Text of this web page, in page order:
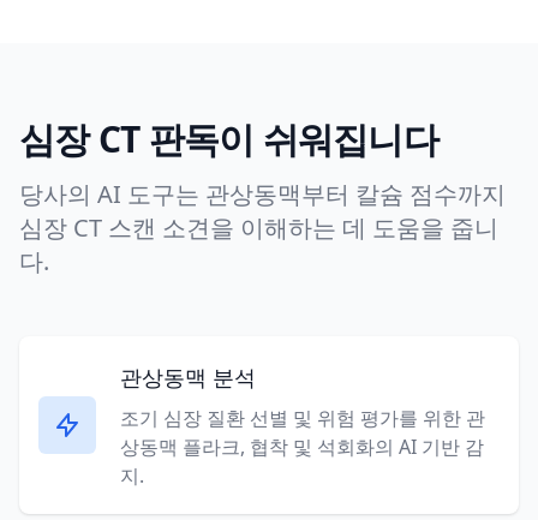
심장 CT 판독이 쉬워집니다
당사의 AI 도구는 관상동맥부터 칼슘 점수까지
심장 CT 스캔 소견을 이해하는 데 도움을 줍니
다.
관상동맥 분석
조기 심장 질환 선별 및 위험 평가를 위한 관
상동맥 플라크, 협착 및 석회화의 AI 기반 감
지.